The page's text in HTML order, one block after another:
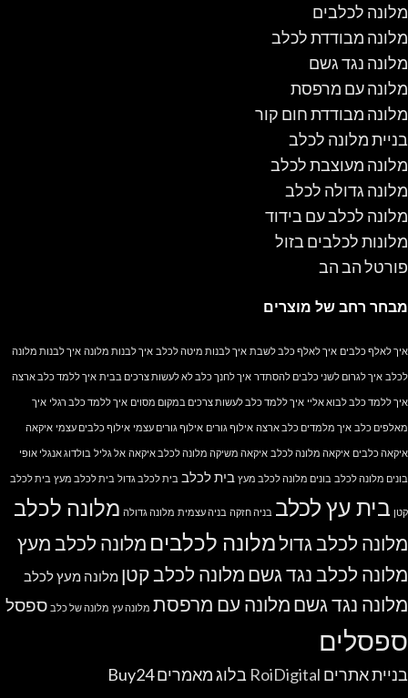
מלונה לכלבים
מלונה מבודדת לכלב
מלונה נגד גשם
מלונה עם מרפסת
מלונה מבודדת חום קור
בניית מלונה לכלב
מלונה מעוצבת לכלב
מלונה גדולה לכלב
מלונה לכלב עם בידוד
מלונות לכלבים בזול
פורטל הב הב
מבחר רחב של מוצרים
איך לאלף כלבים איך לאלף כלב לשבת איך לבנות מיטה לכלב איך לבנות מלונה איך לבנות מלונה
לכלב איך לגרום לשני כלבים להסתדר איך לחנך כלב לא לעשות צרכים בבית איך ללמד כלב ארצה
איך ללמד כלב לבוא אליי איך ללמד כלב לעשות צרכים במקום מסוים איך ללמד כלב רגלי איך
מאלפים כלב איך מלמדים כלב ארצה אילוף גורים אילוף גורים עצמי אילוף כלבים עצמי איקאה
איקאה כלבים איקאה מלונה לכלב איקאה משיקה מלונה לכלב איקאה אל גליל בולדוג אנגלי אופי
בונים מלונה לכלב בונים מלונה לכלב מעץ בית לכלב בית לכלב גדול בית לכלב מעץ בית לכלב
קטן בית עץ לכלב בניה חזקה בניה עצמית מלונה גדולה מלונה לכלב
מלונה לכלב גדולמלונה לכלבים מלונה לכלב מעץ
מלונה לכלב נגד גשם מלונה לכלב קטן מלונה מעץ לכלב
מלונה נגד גשם מלונה עם מרפסת מלונה עץ מלונה של כלב ספסל
ספסלים
בניית אתרים בלוג מאמריםBuy24